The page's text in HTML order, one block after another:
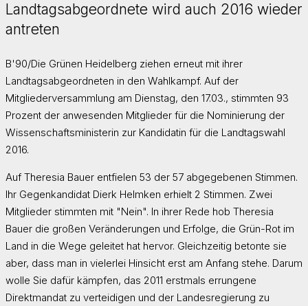
Landtagsabgeordnete wird auch 2016 wieder
antreten
B'90/Die Grünen Heidelberg ziehen erneut mit ihrer
Landtagsabgeordneten in den Wahlkampf. Auf der
Mitgliederversammlung am Dienstag, den 17.03., stimmten 93
Prozent der anwesenden Mitglieder für die Nominierung der
Wissenschaftsministerin zur Kandidatin für die Landtagswahl
2016.
Auf Theresia Bauer entfielen 53 der 57 abgegebenen Stimmen.
Ihr Gegenkandidat Dierk Helmken erhielt 2 Stimmen. Zwei
Mitglieder stimmten mit "Nein". In ihrer Rede hob Theresia
Bauer die großen Veränderungen und Erfolge, die Grün-Rot im
Land in die Wege geleitet hat hervor. Gleichzeitig betonte sie
aber, dass man in vielerlei Hinsicht erst am Anfang stehe. Darum
wolle Sie dafür kämpfen, das 2011 erstmals errungene
Direktmandat zu verteidigen und der Landesregierung zu